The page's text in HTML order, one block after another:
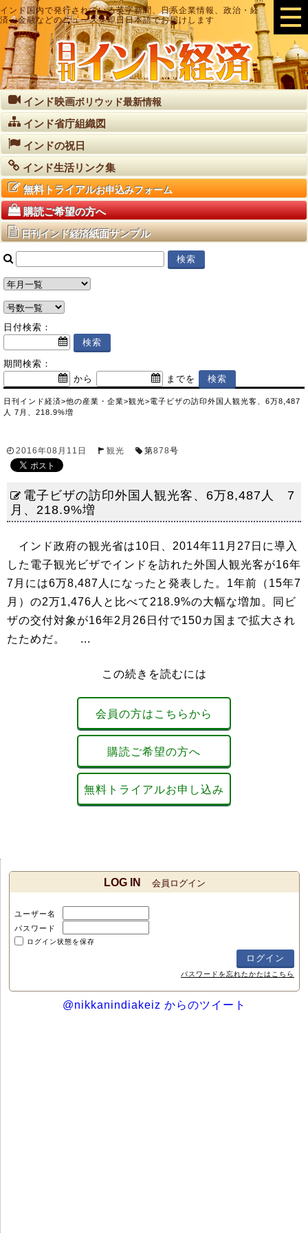
インド国内で発行されている英字新聞、日系企業情報、政治・経
済・金融などのニュースを即日日本語でお届けします
インド映画ボリウッド最新情報
インド省庁組織図
インドの祝日
インド生活リンク集
無料トライアルお申込みフォーム
購読ご希望の方へ
日刊インド経済紙面サンプル
日付検索：
期間検索：
から
までを
日刊インド経済>他の産業・企業>観光>電子ビザの訪印外国人観光客、6万8,487
人 7月、218.9%増
2016年08月11日 観光 第878号
電子ビザの訪印外国人観光客、6万8,487人 7
月、218.9%増
インド政府の観光省は10日、2014年11月27日に導入
した電子観光ビザでインドを訪れた外国人観光客が16年
7月には6万8,487人になったと発表した。1年前（15年7
月）の2万1,476人と比べて218.9%の大幅な増加。同ビ
ザの交付対象が16年2月26日付で150カ国まで拡大され
たためだ。 ...
この続きを読むには
会員の方はこちらから
購読ご希望の方へ
無料トライアルお申し込み
LOG IN 会員ログイン
ユーザー名
パスワード
ログイン状態を保存
パスワードを忘れたかたはこちら
@nikkanindiakeiz からのツイート